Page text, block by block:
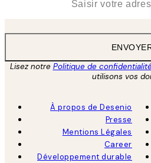
Lisez notre Politique de
utilisons vos
À propos de Desenio
Presse
Mentions Légales
Career
Développement durable